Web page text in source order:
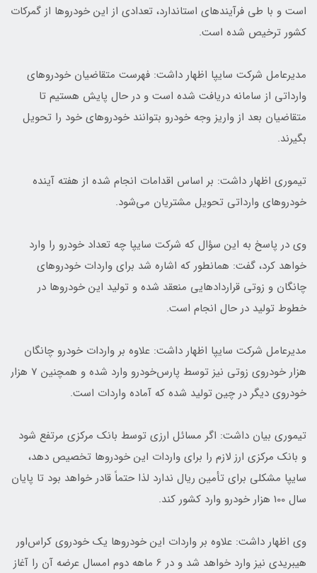
است و با طی فرآیندهای استاندارد، تعدادی از این خودروها از گمرکات
کشور ترخیص شده است.
مدیرعامل شرکت سایپا اظهار داشت: فهرست متقاضیان خودروهای
وارداتی از سامانه دریافت شده است و در حال پایش هستیم تا
متقاضیان بعد از واریز وجه خودرو بتوانند خودروهای خود را تحویل
بگیرند.
تیموری اظهار داشت: بر اساس اقدامات انجام شده از هفته آینده
خودروهای وارداتی تحویل مشتریان می‌شود.
وی در پاسخ به این سؤال که شرکت سایپا چه تعداد خودرو را وارد
خواهد کرد،‌ گفت: همانطور که اشاره شد برای واردات خودروهای
چانگان و زوتی قراردادهایی منعقد شده و تولید این خودروها در
خطوط تولید در حال انجام است.
مدیرعامل شرکت سایپا اظهار داشت:‌ علاوه بر واردات خودرو چانگان
هزار خودروی زوتی نیز توسط پارس‌خودرو وارد شده و همچنین 7 هزار
خودروی دیگر در چین تولید شده که آماده واردات است.
تیموری بیان داشت: اگر مسائل ارزی توسط بانک مرکزی مرتفع شود
و بانک مرکزی ارز لازم را برای واردات این خودروها تخصیص دهد،
سایپا مشکلی برای تأمین ریال ندارد لذا حتماً قادر خواهد بود تا پایان
سال 100 هزار خودرو وارد کشور کند.
وی اظهار داشت:‌ علاوه بر واردات این خودروها یک خودروی کراس‌اور
هیبریدی نیز وارد خواهد شد و در 6 ماهه دوم امسال عرضه آن را آغاز